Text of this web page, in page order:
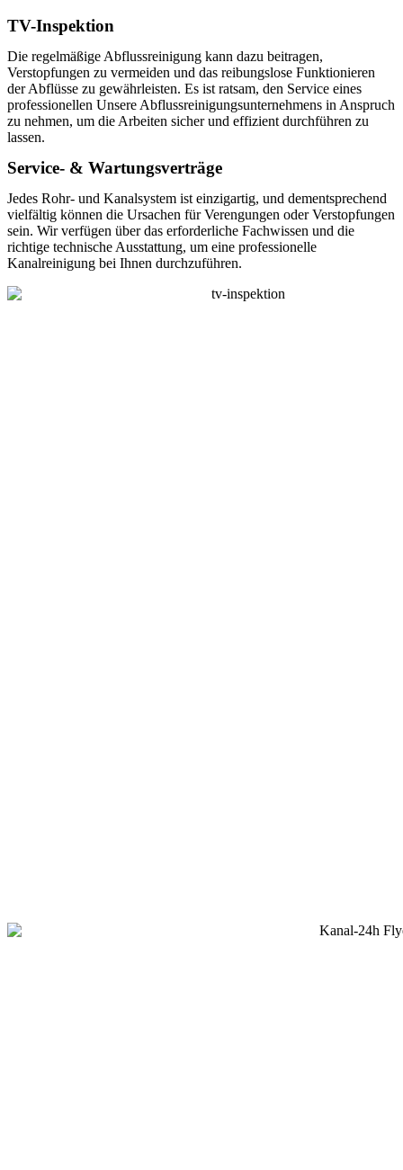
TV-Inspektion
Die regelmäßige Abflussreinigung kann dazu beitragen,
Verstopfungen zu vermeiden und das reibungslose Funktionieren
der Abflüsse zu gewährleisten. Es ist ratsam, den Service eines
professionellen Unsere Abflussreinigungsunternehmens in Anspruch
zu nehmen, um die Arbeiten sicher und effizient durchführen zu
lassen.
Service- & Wartungsverträge
Jedes Rohr- und Kanalsystem ist einzigartig, und dementsprechend
vielfältig können die Ursachen für Verengungen oder Verstopfungen
sein. Wir verfügen über das erforderliche Fachwissen und die
richtige technische Ausstattung, um eine professionelle
Kanalreinigung bei Ihnen durchzuführen.